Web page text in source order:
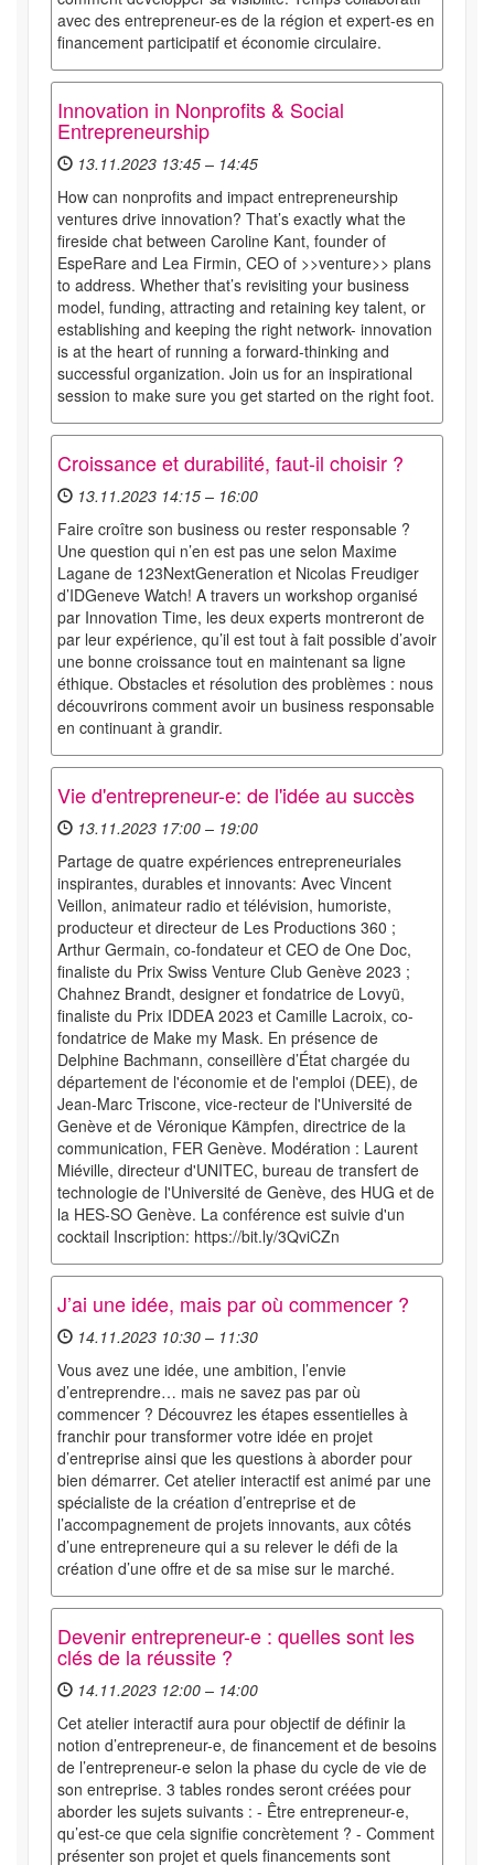
avec des entrepreneur-es de la région et expert-es en
financement participatif et économie circulaire.
Innovation in Nonprofits & Social
Entrepreneurship
13.11.2023 13:45 – 14:45
How can nonprofits and impact entrepreneurship
ventures drive innovation? That’s exactly what the
fireside chat between Caroline Kant, founder of
EspeRare and Lea Firmin, CEO of >>venture>> plans
to address. Whether that’s revisiting your business
model, funding, attracting and retaining key talent, or
establishing and keeping the right network- innovation
is at the heart of running a forward-thinking and
successful organization. Join us for an inspirational
session to make sure you get started on the right foot.
Croissance et durabilité, faut-il choisir ?
13.11.2023 14:15 – 16:00
Faire croître son business ou rester responsable ?
Une question qui n’en est pas une selon Maxime
Lagane de 123NextGeneration et Nicolas Freudiger
d’IDGeneve Watch! A travers un workshop organisé
par Innovation Time, les deux experts montreront de
par leur expérience, qu’il est tout à fait possible d’avoir
une bonne croissance tout en maintenant sa ligne
éthique. Obstacles et résolution des problèmes : nous
découvrirons comment avoir un business responsable
en continuant à grandir.
Vie d'entrepreneur-e: de l'idée au succès
13.11.2023 17:00 – 19:00
Partage de quatre expériences entrepreneuriales
inspirantes, durables et innovants: Avec Vincent
Veillon, animateur radio et télévision, humoriste,
producteur et directeur de Les Productions 360 ;
Arthur Germain, co-fondateur et CEO de One Doc,
finaliste du Prix Swiss Venture Club Genève 2023 ;
Chahnez Brandt, designer et fondatrice de Lovyü,
finaliste du Prix IDDEA 2023 et Camille Lacroix, co-
fondatrice de Make my Mask. En présence de
Delphine Bachmann, conseillère d’État chargée du
département de l'économie et de l'emploi (DEE), de
Jean-Marc Triscone, vice-recteur de l'Université de
Genève et de Véronique Kämpfen, directrice de la
communication, FER Genève. Modération : Laurent
Miéville, directeur d'UNITEC, bureau de transfert de
technologie de l'Université de Genève, des HUG et de
la HES-SO Genève. La conférence est suivie d'un
cocktail Inscription: https://bit.ly/3QviCZn
J’ai une idée, mais par où commencer ?
14.11.2023 10:30 – 11:30
Vous avez une idée, une ambition, l’envie
d’entreprendre… mais ne savez pas par où
commencer ? Découvrez les étapes essentielles à
franchir pour transformer votre idée en projet
d’entreprise ainsi que les questions à aborder pour
bien démarrer. Cet atelier interactif est animé par une
spécialiste de la création d’entreprise et de
l’accompagnement de projets innovants, aux côtés
d’une entrepreneure qui a su relever le défi de la
création d’une offre et de sa mise sur le marché.
Devenir entrepreneur-e : quelles sont les
clés de la réussite ?
14.11.2023 12:00 – 14:00
Cet atelier interactif aura pour objectif de définir la
notion d’entrepreneur-e, de financement et de besoins
de l’entrepreneur-e selon la phase du cycle de vie de
son entreprise. 3 tables rondes seront créées pour
aborder les sujets suivants : - Être entrepreneur-e,
qu’est-ce que cela signifie concrètement ? - Comment
présenter son projet et quels financements sont